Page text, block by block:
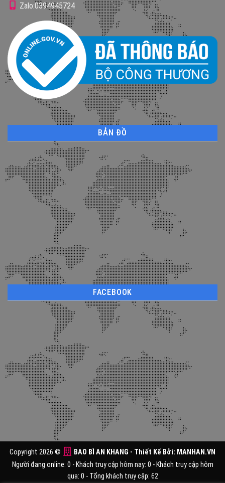
Zalo:0394945724
BẢN ĐỒ
FACEBOOK
Copyright 2026 © BAO BÌ AN KHANG - Thiết Kế Bởi: MANHAN.VN
Người đang online: 0 - Khách truy cập hôm nay: 0 - Khách truy cập hôm
qua: 0 - Tổng khách truy cập: 62